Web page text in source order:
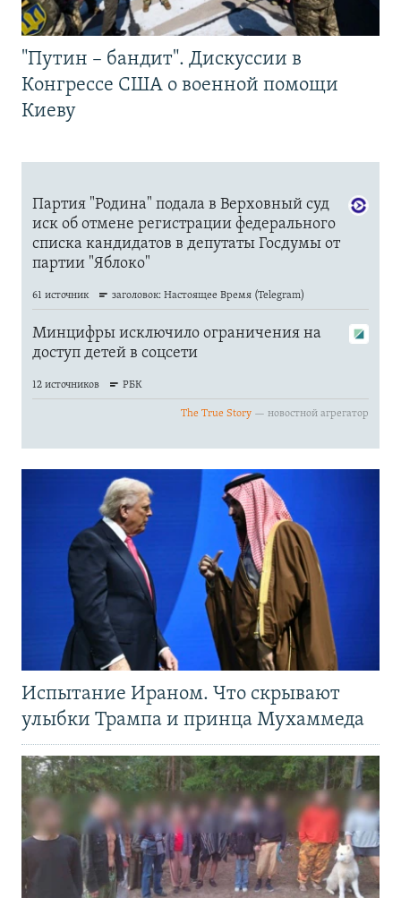
"Путин – бандит". Дискуссии в
Конгрессе США о военной помощи
Киеву
Испытание Ираном. Что скрывают
улыбки Трампа и принца Мухаммеда